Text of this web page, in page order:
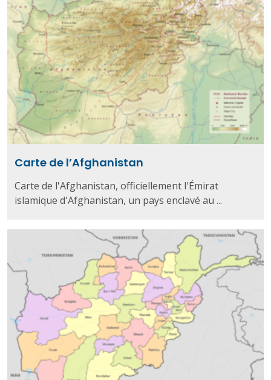
Carte de l’Afghanistan
Carte de l'Afghanistan, officiellement l'Émirat
islamique d'Afghanistan, un pays enclavé au ...